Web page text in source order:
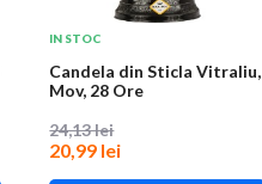
IN STOC
Candela din Sticla Vitraliu,
Mov, 28 Ore
24,13 lei
20,99 lei